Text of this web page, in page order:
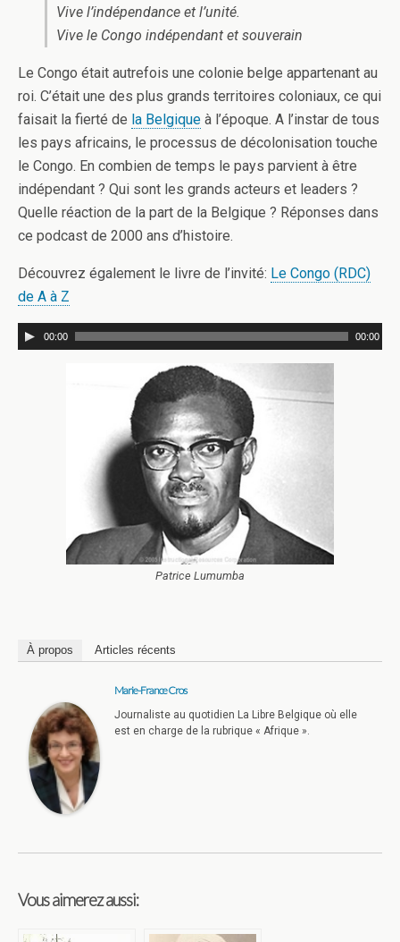
Vive l’indépendance et l’unité.
Vive le Congo indépendant et souverain
Le Congo était autrefois une colonie belge appartenant au
roi. C’était une des plus grands territoires coloniaux, ce qui
faisait la fierté de la Belgique à l’époque. A l’instar de tous
les pays africains, le processus de décolonisation touche
le Congo. En combien de temps le pays parvient à être
indépendant ? Qui sont les grands acteurs et leaders ?
Quelle réaction de la part de la Belgique ? Réponses dans
ce podcast de 2000 ans d’histoire.
Découvrez également le livre de l’invité: Le Congo (RDC)
de A à Z
00:00 00:00
Patrice Lumumba
À propos Articles récents
Marie-France Cros
Journaliste au quotidien La Libre Belgique où elle
est en charge de la rubrique « Afrique ».
Vous aimerez aussi: